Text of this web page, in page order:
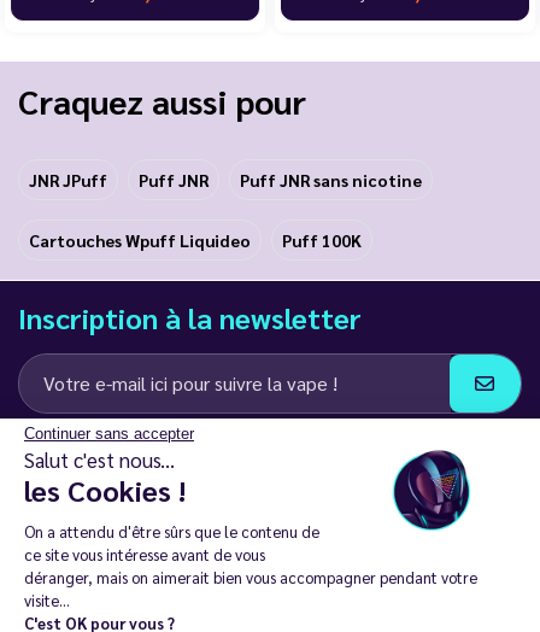
Continuer sans accepter
Salut c'est nous...
les Cookies !
On a attendu d'être sûrs que le contenu de
ce site vous intéresse avant de vous
déranger, mais on aimerait bien vous accompagner pendant votre
visite...
C'est OK pour vous ?
Craquez aussi pour
JNR JPuff Puff JNR Puff JNR sans nicotine
Cartouches Wpuff Liquideo Puff 100K
Inscription à la newsletter
J’accepte de recevoir des communications e-mail et SMS de la part de
LD Groupe
Restez en contact